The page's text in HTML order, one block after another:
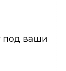
под ваши